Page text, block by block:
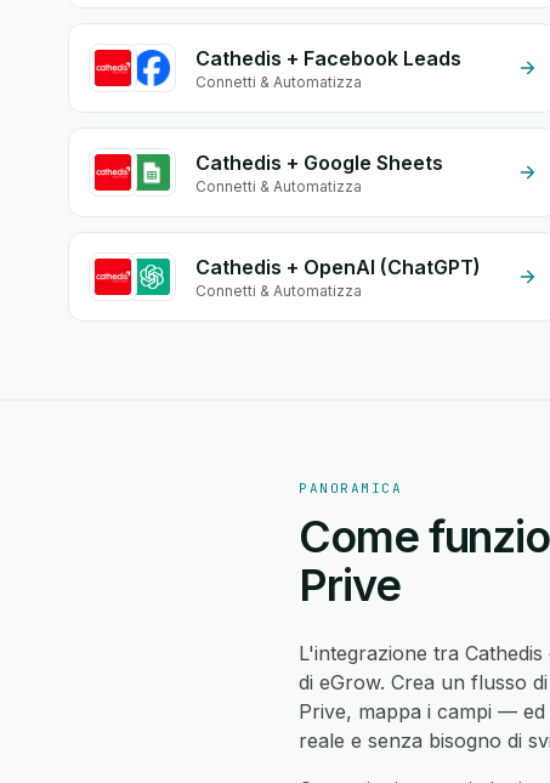
Cathedis + Facebook Leads
Connetti & Automatizza
Cathedis + Google Sheets
Connetti & Automatizza
Cathedis + OpenAI (ChatGPT)
Connetti & Automatizza
PANORAMICA
Come
Prive
L'integrazione tra
di eGrow. Crea un flusso
Prive, mappa i campi —
reale e senza bisogno di